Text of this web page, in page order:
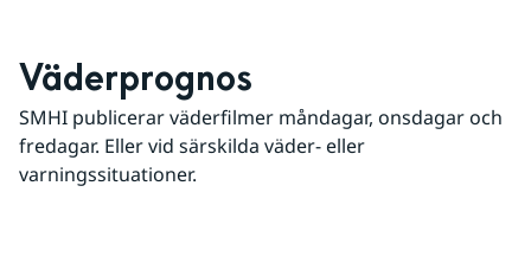
Väderprognos
SMHI publicerar väderfilmer måndagar, onsdagar och
fredagar. Eller vid särskilda väder- eller
varningssituationer.